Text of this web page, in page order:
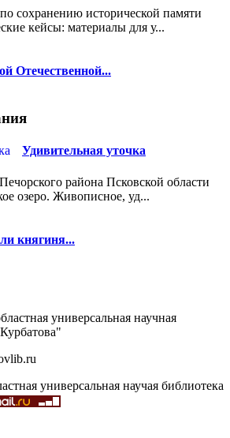
сохранению исторической памяти
кейсы: материалы для у...
Отечественной...
Удивительная уточка
района Псковской области
озеро. Живописное, уд...
княгиня...
универсальная научная
универсальная научая библиотека